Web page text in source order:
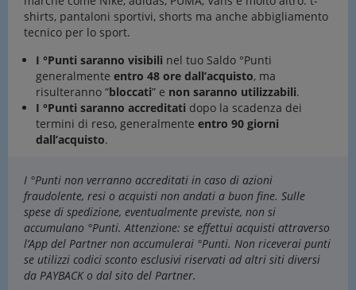
shirts, pantaloni sportivi, shorts ma anche abbigliamento
tecnico per lo sport.
I °Punti saranno visibili nel tuo Saldo °Punti
generalmente entro 48 ore dall’acquisto, ma
risulteranno “bloccati” e non saranno utilizzabili.
I °Punti saranno accreditati dopo la scadenza dei
termini di reso, generalmente entro 90 giorni
dall’acquisto.
I °Punti non verranno accreditati in caso di azioni
fraudolente, resi o acquisti non andati a buon fine. Sulle
spese di spedizione, eventualmente previste, non si
accumulano °Punti. Attenzione: se effettui acquisti attraverso
l’App del Partner non accumulerai °Punti. Non riceverai punti
se utilizzi codici sconto esclusivi riservati ad altri siti diversi
da PAYBACK o dal sito del Partner.